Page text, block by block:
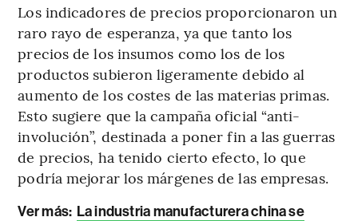
Los indicadores de precios proporcionaron un
raro rayo de esperanza, ya que tanto los
precios de los insumos como los de los
productos subieron ligeramente debido al
aumento de los costes de las materias primas.
Esto sugiere que la campaña oficial “anti-
involución”, destinada a poner fin a las guerras
de precios, ha tenido cierto efecto, lo que
podría mejorar los márgenes de las empresas.
Ver más: La industria manufacturera china se